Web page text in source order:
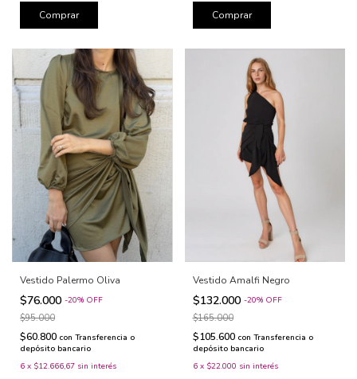
Comprar Comprar
Vestido Palermo Oliva
$76.000 -20% OFF
$95.000
$60.800 con Transferencia o
depósito bancario
6 x $12.666,67 sin interés
Vestido Amalfi Negro
$132.000 -20% OFF
$165.000
$105.600 con Transferencia o
depósito bancario
6 x $22.000 sin interés